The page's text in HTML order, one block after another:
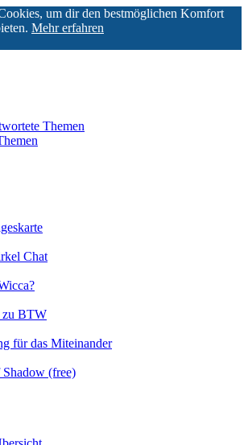
um dir den bestmöglichen Komfort
Mehr erfahren
Themen
Chat
zu BTW
für das Miteinander
(free)